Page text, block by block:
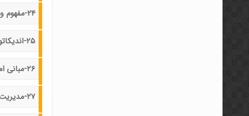
۲۴-مفهوم واگرایی
۲۵-اندیکاتور RSI
۲۶-مبانی امواج الیوت
۲۷-مدیریت سرمایه (۱)